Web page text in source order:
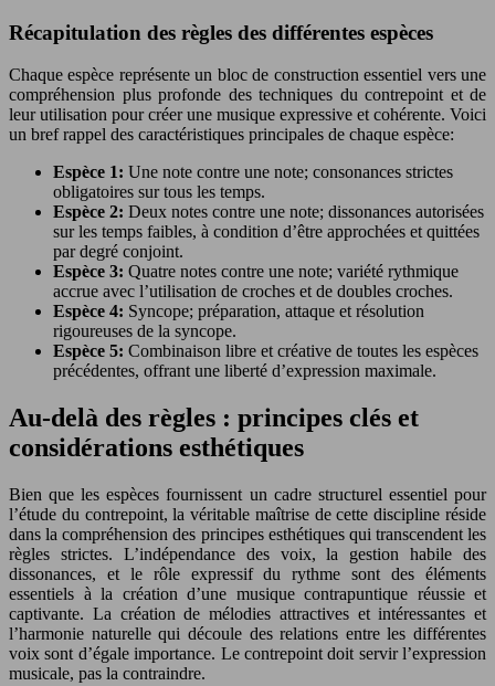
Récapitulation des règles des différentes espèces
Chaque espèce représente un bloc de construction essentiel vers une
compréhension plus profonde des techniques du contrepoint et de
leur utilisation pour créer une musique expressive et cohérente. Voici
un bref rappel des caractéristiques principales de chaque espèce:
Espèce 1: Une note contre une note; consonances strictes
obligatoires sur tous les temps.
Espèce 2: Deux notes contre une note; dissonances autorisées
sur les temps faibles, à condition d’être approchées et quittées
par degré conjoint.
Espèce 3: Quatre notes contre une note; variété rythmique
accrue avec l’utilisation de croches et de doubles croches.
Espèce 4: Syncope; préparation, attaque et résolution
rigoureuses de la syncope.
Espèce 5: Combinaison libre et créative de toutes les espèces
précédentes, offrant une liberté d’expression maximale.
Au-delà des règles : principes clés et
considérations esthétiques
Bien que les espèces fournissent un cadre structurel essentiel pour
l’étude du contrepoint, la véritable maîtrise de cette discipline réside
dans la compréhension des principes esthétiques qui transcendent les
règles strictes. L’indépendance des voix, la gestion habile des
dissonances, et le rôle expressif du rythme sont des éléments
essentiels à la création d’une musique contrapuntique réussie et
captivante. La création de mélodies attractives et intéressantes et
l’harmonie naturelle qui découle des relations entre les différentes
voix sont d’égale importance. Le contrepoint doit servir l’expression
musicale, pas la contraindre.